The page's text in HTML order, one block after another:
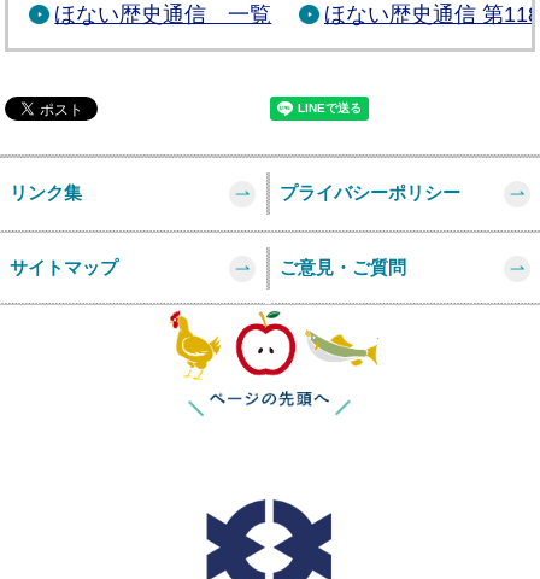
ほない歴史通信 一覧 ほない歴史通信 第
リンク集 プライバシーポリシー
サイトマップ ご意見・ご質問